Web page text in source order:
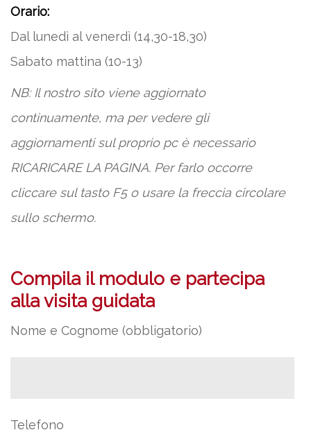
Orario:
Dal lunedì al venerdì (14,30-18,30)
Sabato mattina (10-13)
NB: Il nostro sito viene aggiornato
continuamente, ma per vedere gli
aggiornamenti sul proprio pc è necessario
RICARICARE LA PAGINA. Per farlo occorre
cliccare sul tasto F5 o usare la freccia circolare
sullo schermo.
Compila il modulo e partecipa
alla visita guidata
Nome e Cognome (obbligatorio)
Telefono